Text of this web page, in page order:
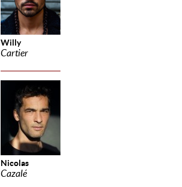
Willy
Cartier
Nicolas
Cazalé